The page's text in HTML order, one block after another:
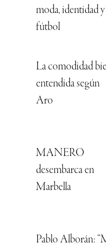
moda, identidad y
fútbol
La comodidad
entendida según
Aro
MANERO
desembarca en
Marbella
Pablo Alborán: